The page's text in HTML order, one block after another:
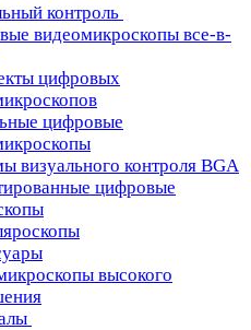
контроль
видеомикроскопы все-в-
цифровых
цифровые
визуального контроля BGA
цифровые
высокого